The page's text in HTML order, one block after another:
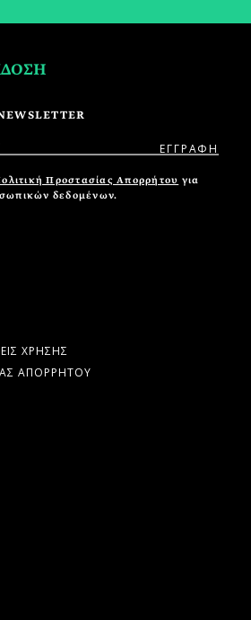
Προστασίας Απορρήτου για
δεδομένων.
ΧΡΗΣΗΣ
ΑΠΟΡΡΗΤΟΥ